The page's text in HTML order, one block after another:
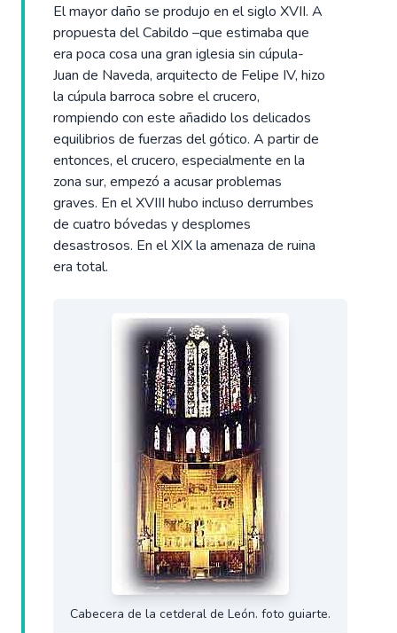
El mayor daño se produjo en el siglo XVII. A
propuesta del Cabildo –que estimaba que
era poca cosa una gran iglesia sin cúpula-
Juan de Naveda, arquitecto de Felipe IV, hizo
la cúpula barroca sobre el crucero,
rompiendo con este añadido los delicados
equilibrios de fuerzas del gótico. A partir de
entonces, el crucero, especialmente en la
zona sur, empezó a acusar problemas
graves. En el XVIII hubo incluso derrumbes
de cuatro bóvedas y desplomes
desastrosos. En el XIX la amenaza de ruina
era total.
Cabecera de la cetderal de León. foto guiarte.